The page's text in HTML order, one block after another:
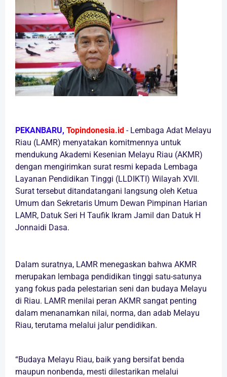
PEKANBARU, Topindonesia.id - Lembaga Adat Melayu
Riau (LAMR) menyatakan komitmennya untuk
mendukung Akademi Kesenian Melayu Riau (AKMR)
dengan mengirimkan surat resmi kepada Lembaga
Layanan Pendidikan Tinggi (LLDIKTI) Wilayah XVII.
Surat tersebut ditandatangani langsung oleh Ketua
Umum dan Sekretaris Umum Dewan Pimpinan Harian
LAMR, Datuk Seri H Taufik Ikram Jamil dan Datuk H
Jonnaidi Dasa.
Dalam suratnya, LAMR menegaskan bahwa AKMR
merupakan lembaga pendidikan tinggi satu-satunya
yang fokus pada pelestarian seni dan budaya Melayu
di Riau. LAMR menilai peran AKMR sangat penting
dalam menanamkan nilai, norma, dan adab Melayu
Riau, terutama melalui jalur pendidikan.
“Budaya Melayu Riau, baik yang bersifat benda
maupun nonbenda, mesti dilestarikan melalui